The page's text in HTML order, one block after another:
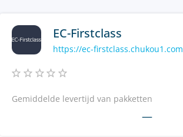
EC-Firstclass
https://ec-firstclass.chukou1.com
Gemiddelde levertijd van pakketten
—